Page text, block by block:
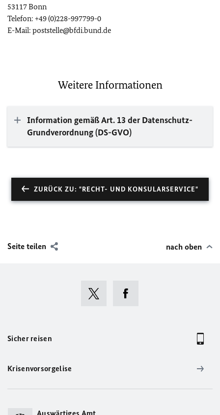
53117 Bonn
Telefon: +49 (0)228-997799-0
E-Mail: poststelle@bfdi.bund.de
Weitere Informationen
Information gemäß Art. 13 der Datenschutz-
Grundverordnung (DS-GVO)
ZURÜCK ZU: "RECHT- UND KONSULARSERVICE"
Seite teilen nach oben
Sicher reisen
Krisenvorsorgelise